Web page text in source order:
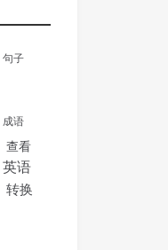
句子
成语
查看
英语
转换